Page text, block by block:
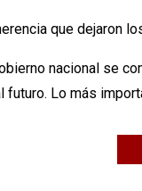
que dejaron
nacional se
futuro. Lo más